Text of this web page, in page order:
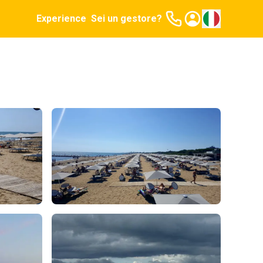
Experience Sei un gestore?